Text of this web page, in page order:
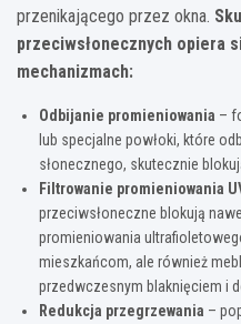
przenikającego przez okna.
przeciwsłonecznych opiera
mechanizmach:
Odbijanie promieniowania –
lub specjalne powłoki, które
słonecznego, skutecznie
Filtrowanie promieniowania
przeciwsłoneczne blokują
promieniowania
mieszkańcom, ale również
przedwczesnym blaknięciem i
Redukcja przegrzewania –